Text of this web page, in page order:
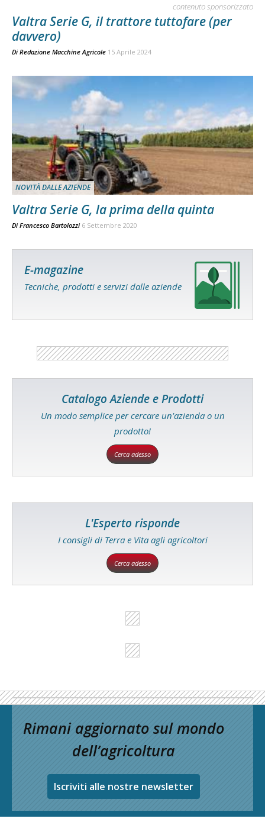
contenuto sponsorizzato
Valtra Serie G, il trattore tuttofare (per
davvero)
Di Redazione Macchine Agricole 15 Aprile 2024
NOVITÀ DALLE AZIENDE
Valtra Serie G, la prima della quinta
Di Francesco Bartolozzi 6 Settembre 2020
E-magazine
Tecniche, prodotti e servizi dalle aziende
Catalogo Aziende e Prodotti
Un modo semplice per cercare un'azienda o un
prodotto!
Cerca adesso
L'Esperto risponde
I consigli di Terra e Vita agli agricoltori
Cerca adesso
Rimani aggiornato sul mondo
dell’agricoltura
Iscriviti alle nostre newsletter